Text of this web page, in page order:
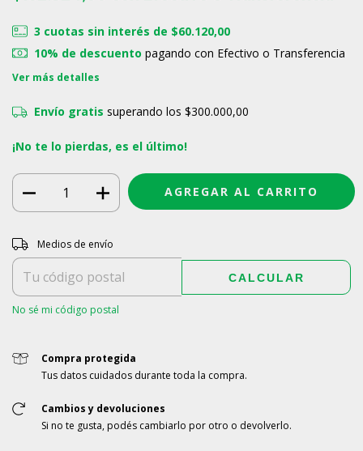
3 cuotas sin interés de $60.120,00
10% de descuento pagando con Efectivo o Transferencia
Ver más detalles
Envío gratis superando los $300.000,00
¡No te lo pierdas, es el último!
Entregas para el CP:
Medios de envío
CALCULAR
No sé mi código postal
Compra protegida
Tus datos cuidados durante toda la compra.
Cambios y devoluciones
Si no te gusta, podés cambiarlo por otro o devolverlo.